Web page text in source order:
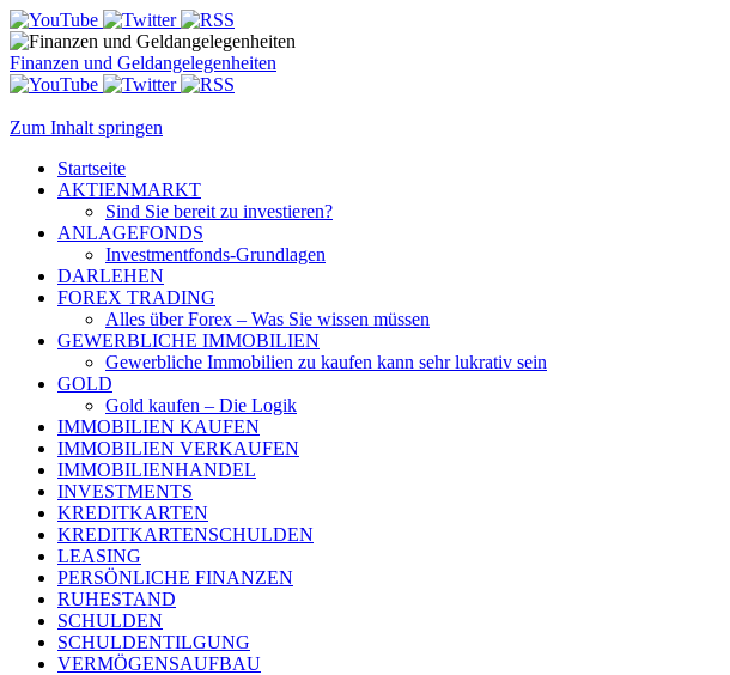
Finanzen und Geldangelegenheiten
Zum Inhalt springen
Startseite
AKTIENMARKT
Sind Sie bereit zu investieren?
ANLAGEFONDS
Investmentfonds-Grundlagen
DARLEHEN
FOREX TRADING
Alles über Forex – Was Sie wissen müssen
GEWERBLICHE IMMOBILIEN
Gewerbliche Immobilien zu kaufen kann sehr lukrativ sein
GOLD
Gold kaufen – Die Logik
IMMOBILIEN KAUFEN
IMMOBILIEN VERKAUFEN
IMMOBILIENHANDEL
INVESTMENTS
KREDITKARTEN
KREDITKARTENSCHULDEN
LEASING
PERSÖNLICHE FINANZEN
RUHESTAND
SCHULDEN
SCHULDENTILGUNG
VERMÖGENSAUFBAU